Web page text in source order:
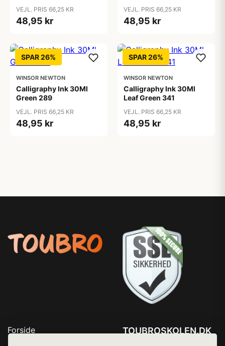
VEJL. PRIS 66,25 KR
48,95 kr
VEJL. PRIS 66,25 KR
48,95 kr
SPAR 26%
WINSOR NEWTON
Calligraphy Ink 30Ml
Green 289
VEJL. PRIS 66,25 KR
48,95 kr
SPAR 26%
WINSOR NEWTON
Calligraphy Ink 30Ml
Leaf Green 341
VEJL. PRIS 66,25 KR
48,95 kr
Forside
TOUBROSKOLEN.DK